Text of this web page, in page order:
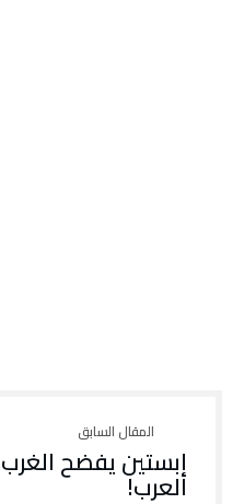
إبستين يفضح
العرب!